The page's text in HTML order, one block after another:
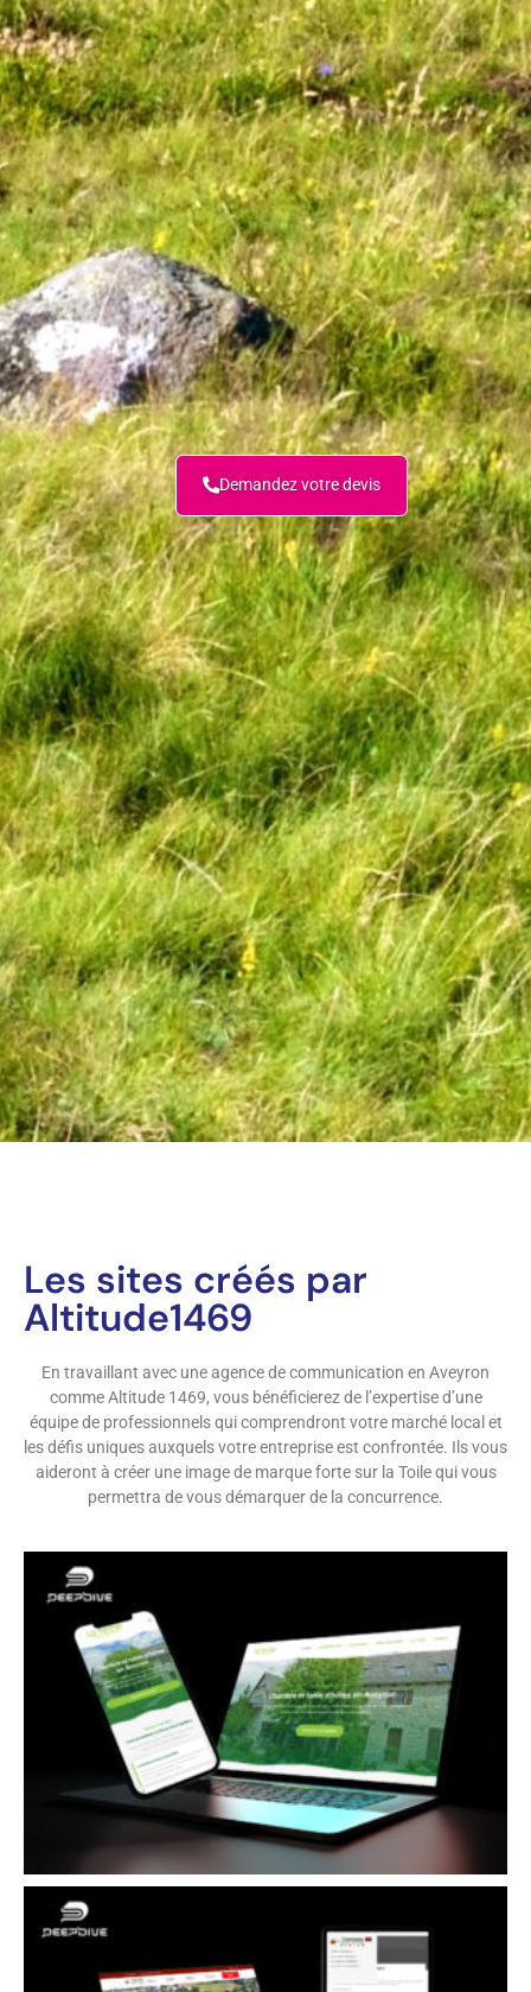
Demandez votre devis
Les sites créés par
Altitude1469
En travaillant avec une agence de communication en Aveyron
comme Altitude 1469, vous bénéficierez de l’expertise d’une
équipe de professionnels qui comprendront votre marché local et
les défis uniques auxquels votre entreprise est confrontée. Ils vous
aideront à créer une image de marque forte sur la Toile qui vous
permettra de vous démarquer de la concurrence.